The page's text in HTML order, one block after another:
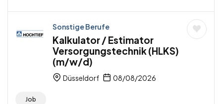
Sonstige Berufe
Kalkulator / Estimator
Versorgungstechnik (HLKS)
(m/w/d)
Düsseldorf 08/08/2026
Job